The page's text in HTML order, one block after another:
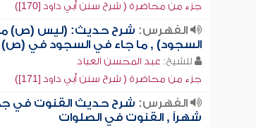
جزء من محاضرة ( شرح سنن أبي داود [170])
الفهرس: شرح حديث: (ليس (ص)
السجود) , ما جاء في السجود في (ص)
للشيخ: عبد المحسن العباد
جزء من محاضرة ( شرح سنن أبي داود [171])
الفهرس: شرح حديث القنوت في
شهراً , القنوت في الصلوات